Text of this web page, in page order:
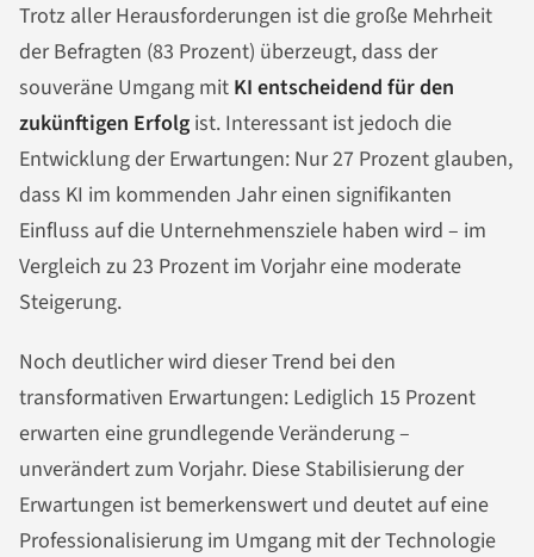
Trotz aller Herausforderungen ist die große Mehrheit
der Befragten (83 Prozent) überzeugt, dass der
souveräne Umgang mit KI entscheidend für den
zukünftigen Erfolg ist. Interessant ist jedoch die
Entwicklung der Erwartungen: Nur 27 Prozent glauben,
dass KI im kommenden Jahr einen signifikanten
Einfluss auf die Unternehmensziele haben wird – im
Vergleich zu 23 Prozent im Vorjahr eine moderate
Steigerung.
Noch deutlicher wird dieser Trend bei den
transformativen Erwartungen: Lediglich 15 Prozent
erwarten eine grundlegende Veränderung –
unverändert zum Vorjahr. Diese Stabilisierung der
Erwartungen ist bemerkenswert und deutet auf eine
Professionalisierung im Umgang mit der Technologie